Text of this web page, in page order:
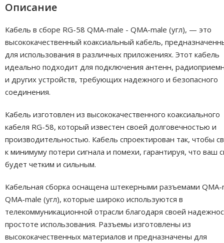
Описание
Кабель в сборе RG-58 QMA-male - QMA-male (угл), — это
высококачественный коаксиальный кабель,
для использования в различных приложениях. Этот кабель
идеально подходит для подключения антенн,
и других устройств, требующих надежного и безопасного
соединения.
Кабель изготовлен из высококачественного коаксиального
кабеля RG-58, который известен своей долговечностью и
производительностью. Кабель спроектирован так, чтобы
к минимуму потери сигнала и помехи, гарантируя, что ваш
будет четким и сильным.
Кабельная сборка оснащена штекерными разъемами QMA-
QMA-male (угл), которые широко используются в
телекоммуникационной отрасли благодаря своей
простоте использования. Разъемы изготовлены из
высококачественных материалов и предназначены для